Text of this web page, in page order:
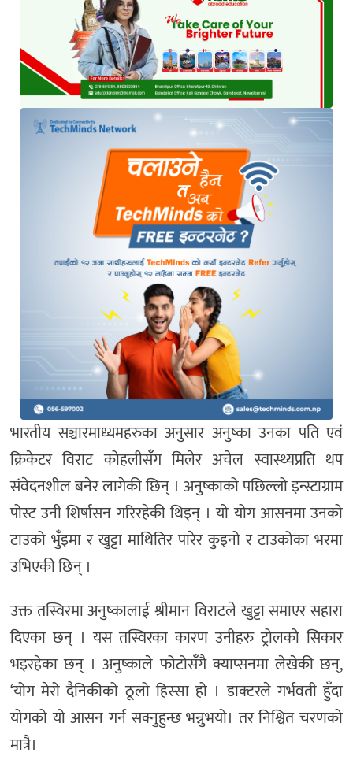
भारतीय सञ्चारमाध्यमहरुका अनुसार अनुष्का उनका पति एवं
क्रिकेटर विराट कोहलीसँग मिलेर अचेल स्वास्थ्यप्रति थप
संवेदनशील बनेर लागेकी छिन् । अनुष्काको पछिल्लो इन्स्टाग्राम
पोस्ट उनी शिर्षासन गरिरहेकी थिइन् । यो योग आसनमा उनको
टाउको भुँइमा र खुट्टा माथितिर पारेर कुइनो र टाउकोका भरमा
उभिएकी छिन् ।
उक्त तस्विरमा अनुष्कालाई श्रीमान विराटले खुट्टा समाएर सहारा
दिएका छन् । यस तस्विरका कारण उनीहरु ट्रोलको सिकार
भइरहेका छन् । अनुष्काले फोटोसँगै क्याप्सनमा लेखेकी छन्,
‘योग मेरो दैनिकीको ठूलो हिस्सा हो । डाक्टरले गर्भवती हुँदा
योगको यो आसन गर्न सक्नुहुन्छ भन्नुभयो। तर निश्चित चरणको
मात्रै।